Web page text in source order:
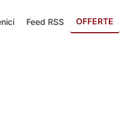
Feed RSS OFFERTE